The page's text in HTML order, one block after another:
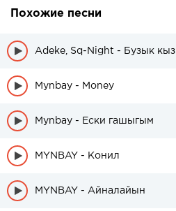
Похожие песни
Adeke, Sq-Night - Бузык кыз
Mynbay - Money
Mynbay - Ески гашыгым
MYNBAY - Конил
MYNBAY - Айналайын